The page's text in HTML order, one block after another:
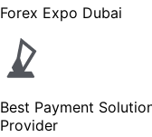
Forex Expo Dubai
Best Payment
Provider